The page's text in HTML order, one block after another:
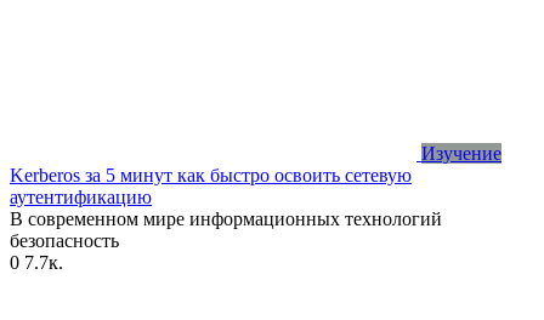
Изучение
Kerberos за 5 минут как быстро освоить сетевую
аутентификацию
В современном мире информационных технологий
безопасность
0 7.7к.